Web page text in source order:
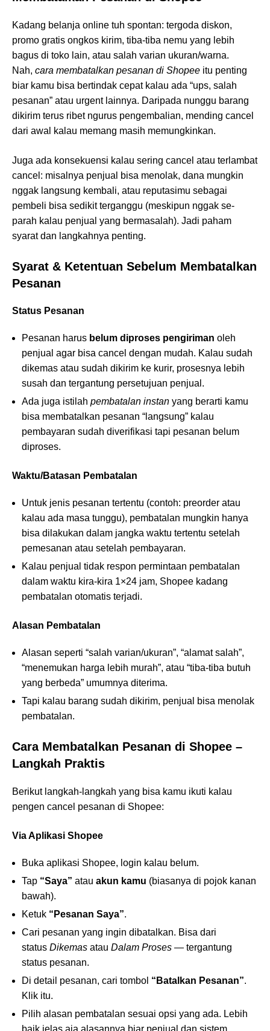
Kadang belanja online tuh spontan: tergoda diskon,
promo gratis ongkos kirim, tiba-tiba nemu yang lebih
bagus di toko lain, atau salah varian ukuran/warna.
Nah, cara membatalkan pesanan di Shopee itu penting
biar kamu bisa bertindak cepat kalau ada “ups, salah
pesanan” atau urgent lainnya. Daripada nunggu barang
dikirim terus ribet ngurus pengembalian, mending cancel
dari awal kalau memang masih memungkinkan.
Juga ada konsekuensi kalau sering cancel atau terlambat
cancel: misalnya penjual bisa menolak, dana mungkin
nggak langsung kembali, atau reputasimu sebagai
pembeli bisa sedikit terganggu (meskipun nggak se-
parah kalau penjual yang bermasalah). Jadi paham
syarat dan langkahnya penting.
Syarat & Ketentuan Sebelum Membatalkan
Pesanan
Status Pesanan
Pesanan harus belum diproses pengiriman oleh
penjual agar bisa cancel dengan mudah. Kalau sudah
dikemas atau sudah dikirim ke kurir, prosesnya lebih
susah dan tergantung persetujuan penjual.
Ada juga istilah pembatalan instan yang berarti kamu
bisa membatalkan pesanan “langsung” kalau
pembayaran sudah diverifikasi tapi pesanan belum
diproses.
Waktu/Batasan Pembatalan
Untuk jenis pesanan tertentu (contoh: preorder atau
kalau ada masa tunggu), pembatalan mungkin hanya
bisa dilakukan dalam jangka waktu tertentu setelah
pemesanan atau setelah pembayaran.
Kalau penjual tidak respon permintaan pembatalan
dalam waktu kira-kira 1×24 jam, Shopee kadang
pembatalan otomatis terjadi.
Alasan Pembatalan
Alasan seperti “salah varian/ukuran”, “alamat salah”,
“menemukan harga lebih murah”, atau “tiba-tiba butuh
yang berbeda” umumnya diterima.
Tapi kalau barang sudah dikirim, penjual bisa menolak
pembatalan.
Cara Membatalkan Pesanan di Shopee –
Langkah Praktis
Berikut langkah-langkah yang bisa kamu ikuti kalau
pengen cancel pesanan di Shopee:
Via Aplikasi Shopee
Buka aplikasi Shopee, login kalau belum.
Tap “Saya” atau akun kamu (biasanya di pojok kanan
bawah).
Ketuk “Pesanan Saya”.
Cari pesanan yang ingin dibatalkan. Bisa dari
status Dikemas atau Dalam Proses — tergantung
status pesanan.
Di detail pesanan, cari tombol “Batalkan Pesanan”.
Klik itu.
Pilih alasan pembatalan sesuai opsi yang ada. Lebih